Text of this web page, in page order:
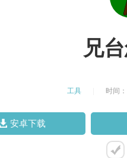
兄
工具 时间
安卓下载